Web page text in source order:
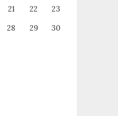
21 22
23
28 29
30